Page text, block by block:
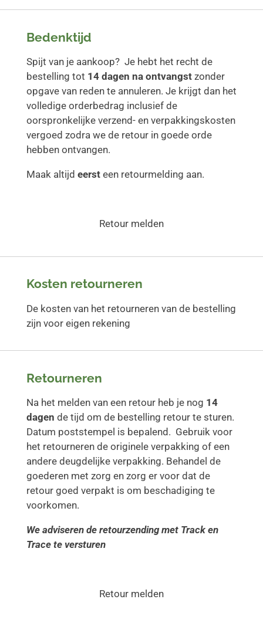
Bedenktijd
Spijt van je aankoop? Je hebt het recht de
bestelling tot 14 dagen na ontvangstzonder
opgave van reden te annuleren. Je krijgt dan het
volledige orderbedrag inclusief de
oorspronkelijke verzend- en verpakkingskosten
vergoed zodra we de retour in goede orde
hebben ontvangen.
Maak altijd eersteen retourmelding aan.
Retour melden
Kosten retourneren
De kosten van het retourneren van de bestelling
zijn voor eigen rekening
Retourneren
Na het melden van een retour heb je nog 14
dagen de tijd om de bestelling retour te sturen.
Datum poststempel is bepalend. Gebruik voor
het retourneren de originele verpakking of een
andere deugdelijke verpakking. Behandel de
goederen met zorg en zorg er voor dat de
retour goed verpakt is om beschadiging te
voorkomen.
We adviseren de retourzending met Track en
Trace te versturen
Retour melden